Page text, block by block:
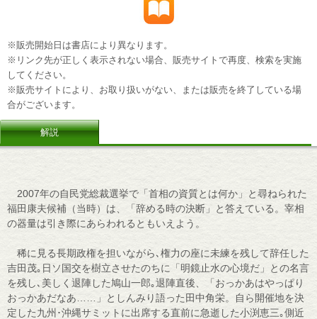
※販売開始日は書店により異なります。
※リンク先が正しく表示されない場合、販売サイトで再度、検索を実施
してください。
※販売サイトにより、お取り扱いがない、または販売を終了している場
合がございます。
解説
2007年の自民党総裁選挙で「首相の資質とは何か」と尋ねられた
福田康夫候補（当時）は、「辞める時の決断」と答えている。宰相
の器量は引き際にあらわれるともいえよう。
稀に見る長期政権を担いながら､権力の座に未練を残して辞任した
吉田茂｡日ソ国交を樹立させたのちに「明鏡止水の心境だ」との名言
を残し､美しく退陣した鳩山一郎｡退陣直後、「おっかあはやっぱり
おっかあだなあ……」としんみり語った田中角栄。自ら開催地を決
定した九州･沖縄サミットに出席する直前に急逝した小渕恵三｡側近